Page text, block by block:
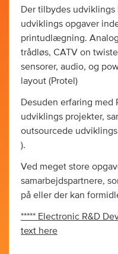
Der tilbydes
udviklings opgaver
printudlægning.
trådløs, CATV on
sensorer, audio, og
layout (Protel)
Desuden erfaring med
udviklings projekter,
outsourcede
).
Ved meget store
samarbejdspartnere,
på eller der kan
***** Electronic R&D
text here